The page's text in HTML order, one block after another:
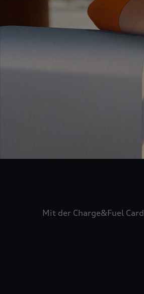
Mit der Charge&Fuel Card